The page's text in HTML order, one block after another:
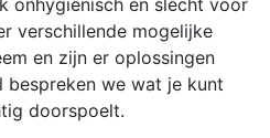
verschillende mogelijke
en zijn er oplossingen
bespreken we wat je kunt
doorspoelt.